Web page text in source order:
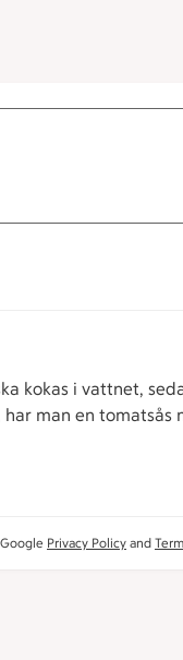
kokas i vattnet,
man en tomatsås
Privacy Policy and